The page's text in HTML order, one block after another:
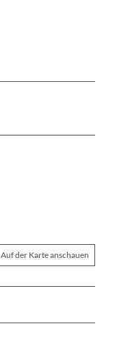
Auf der Karte anschauen